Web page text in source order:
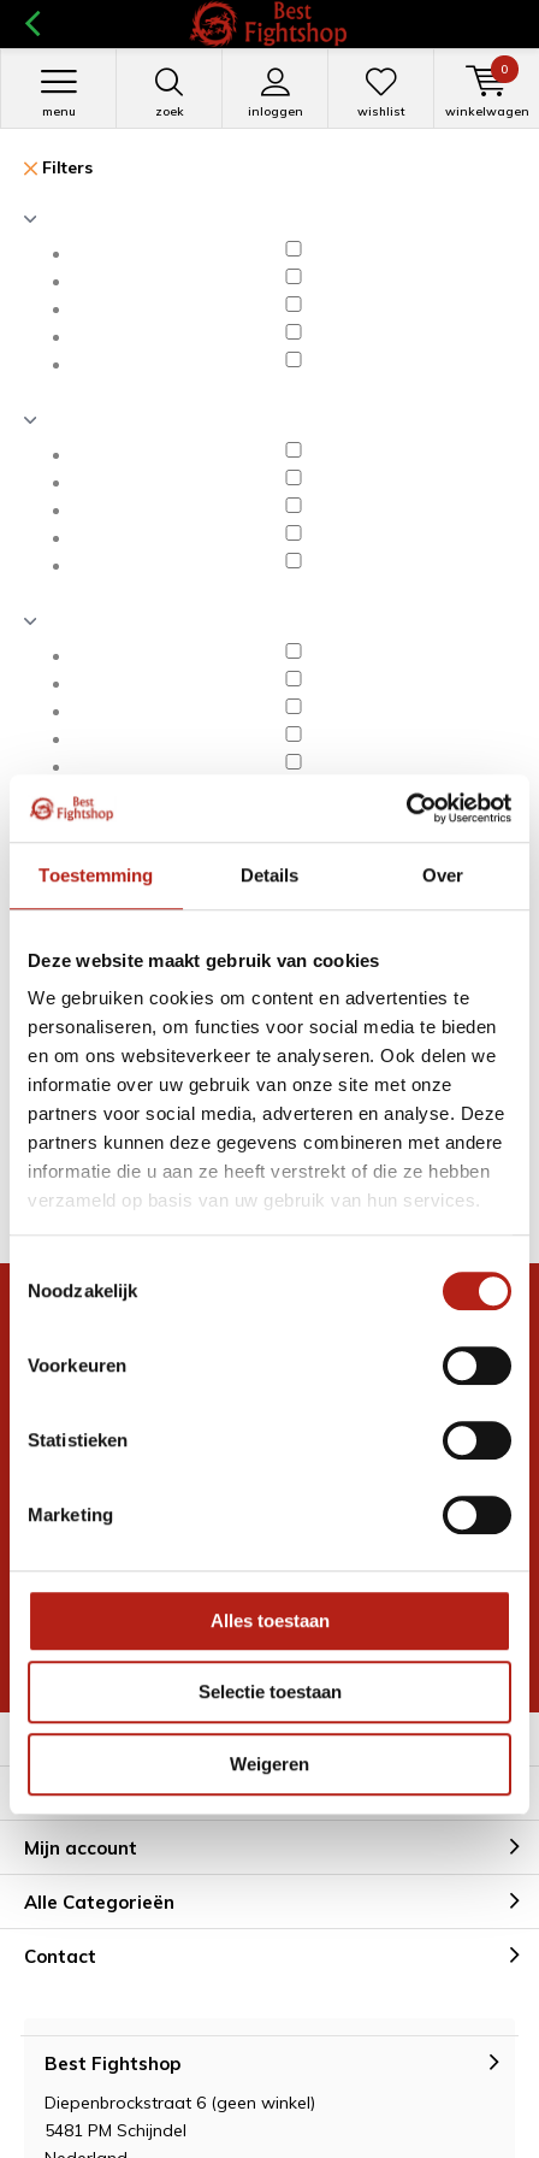
Toestemming Details Over
Deze website maakt gebruik van cookies
We gebruiken cookies om content en advertenties te
personaliseren, om functies voor social media te bieden
en om ons websiteverkeer te analyseren. Ook delen we
informatie over uw gebruik van onze site met onze
partners voor social media, adverteren en analyse. Deze
partners kunnen deze gegevens combineren met andere
informatie die u aan ze heeft verstrekt of die ze hebben
verzameld op basis van uw gebruik van hun services.
Toestemmingsselectie
Noodzakelijk
Voorkeuren
Statistieken
Marketing
Alles toestaan
Selectie toestaan
Weigeren
zoek inloggen
menu wishlist winkelwagen
0
Filters
Apply filters
Thaiboksen
Bokshandschoenen
kopen
Producten
Filter
Stel je vraag in de chat, en we helpen je
graag verder. 24/7
Volg ons
promoties
* Lees hier de wettelijke beperkingen
Meer informatie
Klantenservice
Mijn account
Alle Categorieën
Contact
Best Fightshop
Diepenbrockstraat 6 (geen winkel)
5481 PM Schijndel